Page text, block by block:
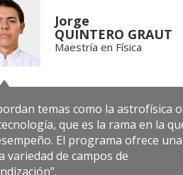
temas como la astrofísica
que es la rama en la
El programa ofrece una
variedad de campos de
Jorge
QUINTERO GRAUT
Maestría en Física